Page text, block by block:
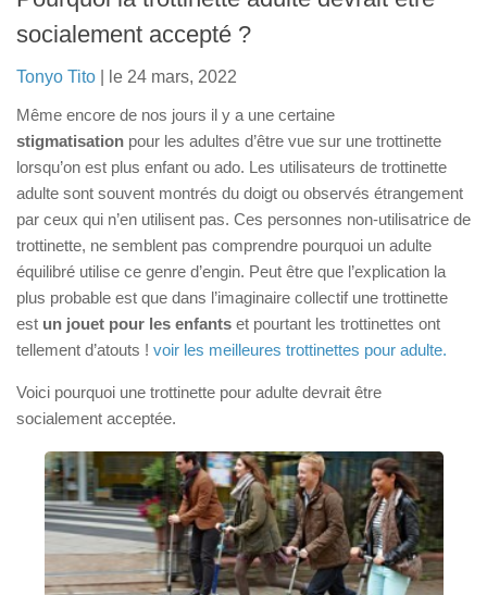
Trottinettes électriques puissantes (65-100km/h)
Autres produits
Skateboards électrique
Drift trikes
Trottinettes 3 roues
Pocket bikes
Draisiennes
Blog
socialement accepté ?
Tonyo Tito | le 24 mars, 2022
Même encore de nos jours il y a une certaine
stigmatisation pour les adultes d’être vue sur une trottinette
lorsqu’on est plus enfant ou ado. Les utilisateurs de trottinette
adulte sont souvent montrés du doigt ou observés étrangement
par ceux qui n’en utilisent pas. Ces personnes non-utilisatrice de
trottinette, ne semblent pas comprendre pourquoi un adulte
équilibré utilise ce genre d’engin. Peut être que l’explication la
plus probable est que dans l’imaginaire collectif une trottinette
est un jouet pour les enfants et pourtant les trottinettes ont
tellement d’atouts ! voir les meilleures trottinettes pour adulte.
Voici pourquoi une trottinette pour adulte devrait être
socialement acceptée.